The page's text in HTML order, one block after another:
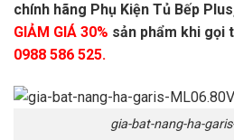
chính hãng Phụ Kiện Tủ Bếp
GIẢM GIÁ 30% sản phẩm khi gọi
0988 586 525.
gia-bat-nang-ha-